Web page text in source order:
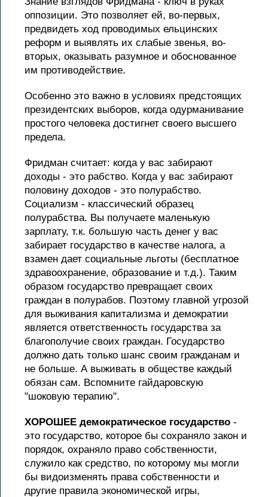
оппозиции. Это позволяет ей, во-первых,
предвидеть ход проводимых ельцинских
реформ и выявлять их слабые звенья, во-
вторых, оказывать разумное и обоснованное
им противодействие.
Особенно это важно в условиях предстоящих
президентских выборов, когда одурманивание
простого человека достигнет своего высшего
предела.
Фридман считает: когда у вас забирают
доходы - это рабство. Когда у вас забирают
половину доходов - это полурабство.
Социализм - классический образец
полурабства. Вы получаете маленькую
зарплату, т.к. большую часть денег у вас
забирает государство в качестве налога, а
взамен дает социальные льготы (бесплатное
здравоохранение, образование и т.д.). Таким
образом государство превращает своих
граждан в полурабов. Поэтому главной угрозой
для выживания капитализма и демократии
является ответственность государства за
благополучие своих граждан. Государство
должно дать только шанс своим гражданам и
не больше. А выживать в обществе каждый
обязан сам. Вспомните гайдаровскую
"шоковую терапию".
ХОРОШЕЕ демократическое государство -
это государство, которое бы сохраняло закон и
порядок, охраняло право собственности,
служило как средство, по которому мы могли
бы видоизменять права собственности и
другие правила экономической игры,